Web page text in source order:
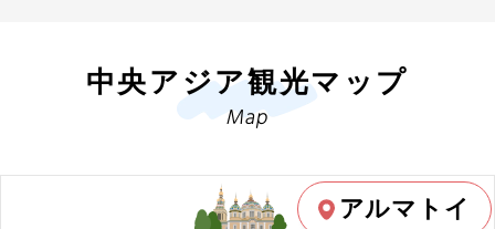
中央アジア観光マップ
Map
アルマトイ